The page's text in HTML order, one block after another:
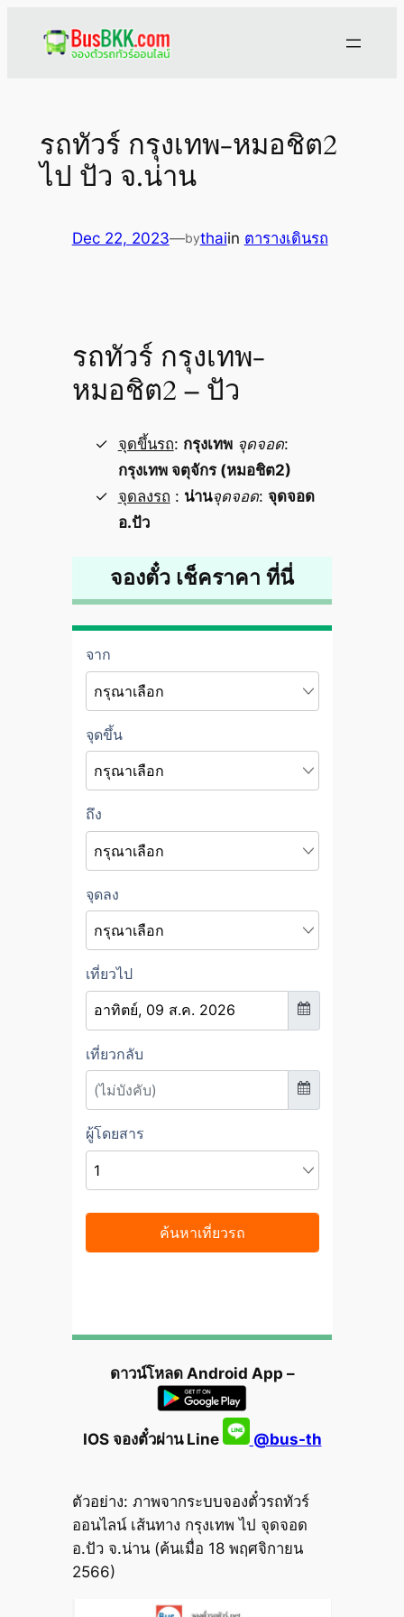
รถทัวร์ กรุงเทพ-หมอชิต2
ไป ปัว จ.น่าน
Dec 22, 2023—bythaiin ตารางเดินรถ
รถทัวร์ กรุงเทพ-
หมอชิต2 – ปัว
จุดขึ้นรถ: กรุงเทพ จุดจอด:
กรุงเทพ จตุจักร (หมอชิต2)
จุดลงรถ : น่านจุดจอด: จุดจอด
อ.ปัว
จองตั๋ว เช็คราคา ที่นี่
ดาวน์โหลด Android App –
IOS จองตั๋วผ่าน Line @bus-th
ตัวอย่าง: ภาพจากระบบจองตั๋วรถทัวร์
ออนไลน์ เส้นทาง กรุงเทพ ไป จุดจอด
อ.ปัว จ.น่าน (ค้นเมื่อ 18 พฤศจิกายน
2566)